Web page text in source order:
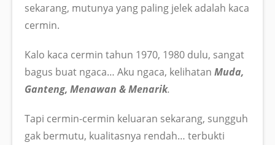
sekarang, mutunya yang paling jelek adalah kaca
cermin.
Kalo kaca cermin tahun 1970, 1980 dulu, sangat
bagus buat ngaca… Aku ngaca, kelihatan Muda,
Ganteng, Menawan & Menarik.
Tapi cermin-cermin keluaran sekarang, sungguh
gak bermutu, kualitasnya rendah… terbukti